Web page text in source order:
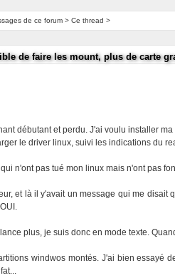
de ce forum> Ce thread >
de faire les mount, plus de carte
débutant et perdu. J'ai voulu installer
le driver linux, suivi les indications du
n'ont pas tué mon linux mais n'ont pas
et là il y'avait un message qui me
plus, je suis donc en mode texte.
windwos montés. J'ai bien essayé